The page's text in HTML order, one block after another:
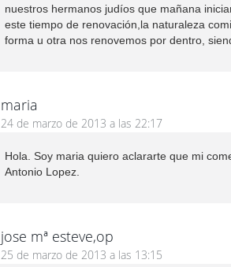
nuestros hermanos judíos que mañana
este tiempo de renovación,la naturaleza
forma u otra nos renovemos por dentro,
maria
24 de marzo de 2013 a las 22:17
Hola. Soy maria quiero aclararte que mi
Antonio Lopez.
jose mª esteve,op
25 de marzo de 2013 a las 13:15